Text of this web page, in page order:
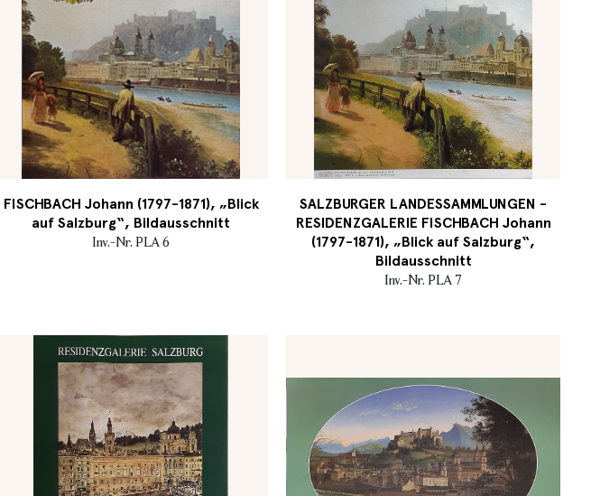
FISCHBACH Johann (1797-1871), „Blick
auf Salzburg“, Bildausschnitt
Inv.-Nr. PLA 6
SALZBURGER LANDESSAMMLUNGEN -
RESIDENZGALERIE FISCHBACH Johann
(1797-1871), „Blick auf Salzburg“,
Bildausschnitt
Inv.-Nr. PLA 7